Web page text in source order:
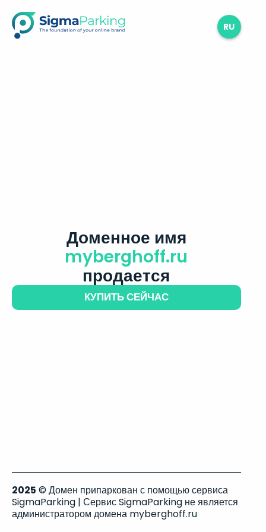
RU
Доменное имя
myberghoff.ru
продается
КУПИТЬ СЕЙЧАС
2025 © Домен припаркован с помощью сервиса
SigmaParking | Сервис SigmaParking не является
администратором домена myberghoff.ru